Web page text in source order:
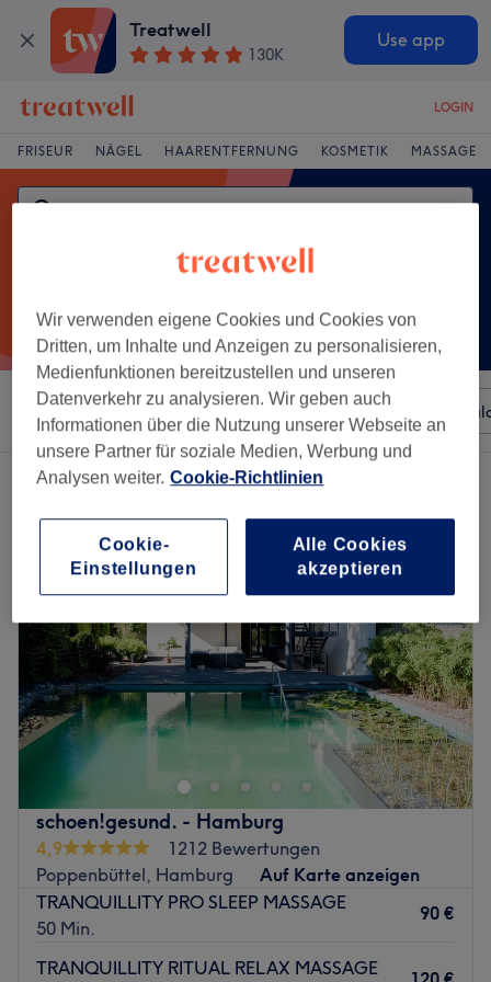
Treatwell
130K
Use app
LOGIN
FRISEUR NÄGEL HAARENTFERNUNG KOSMETIK MASSAGE
Sortieren nach Beliebiger Preis Besonderheiten
Ein Salon, der anbietet: aromaölmassage in Poppenbüttel, Hamburg
schoen!gesund. - Hamburg
4,9
1212 Bewertungen
Poppenbüttel, Hamburg
Auf Karte anzeigen
TRANQUILLITY PRO SLEEP MASSAGE
50 Min.
90 €
TRANQUILLITY RITUAL RELAX MASSAGE
Wir verwenden eigene Cookies und Cookies von
Dritten, um Inhalte und Anzeigen zu personalisieren,
Medienfunktionen bereitzustellen und unseren
Datenverkehr zu analysieren. Wir geben auch
Informationen über die Nutzung unserer Webseite an
unsere Partner für soziale Medien, Werbung und
Analysen weiter. Cookie-Richtlinien
Cookie-
Einstellungen
Alle Cookies
akzeptieren